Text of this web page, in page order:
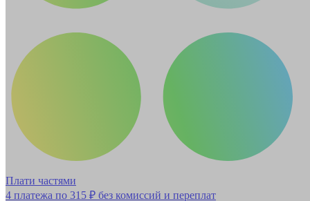
Плати частями
4 платежа по 315 ₽ без комиссий и переплат